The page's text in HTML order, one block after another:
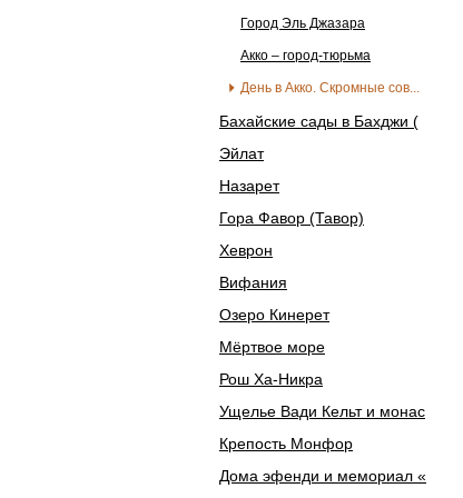
Город Эль Джазара
Акко – город-тюрьма
День в Акко. Скромные сов...
Бахайские сады в Бахджи (
Эйлат
Назарет
Гора Фавор (Тавор)
Хеврон
Вифания
Озеро Кинерет
Мёртвое море
Рош Ха-Никра
Ущелье Вади Кельт и монас
Крепость Монфор
Дома эфенди и мемориал «